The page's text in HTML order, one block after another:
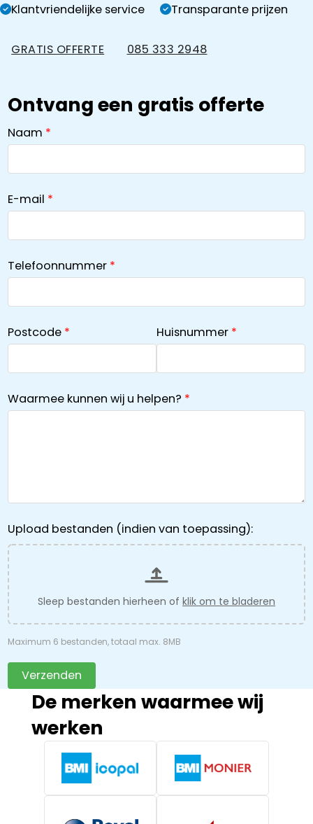
Klantvriendelijke service Transparante prijzen
GRATIS OFFERTE 085 333 2948
Ontvang een gratis offerte
Naam
E-mail
Telefoonnummer
Postcode Huisnummer
Waarmee kunnen wij u helpen?
Upload bestanden (indien van toepassing):
Sleep bestanden hierheen of klik om te bladeren
Maximum 6 bestanden, totaal max. 8MB
Verzenden
De merken waarmee wij
werken